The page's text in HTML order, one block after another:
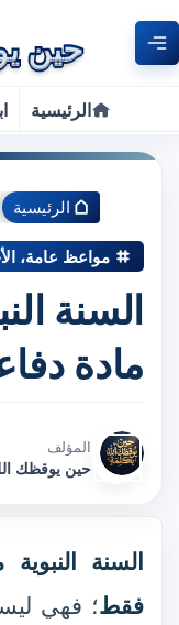
الرئيسية
الرئيسية
مواعظ عامة،
السنة
مادة
المؤلف
حين يوقظك
السنة
فقط؛ فهي